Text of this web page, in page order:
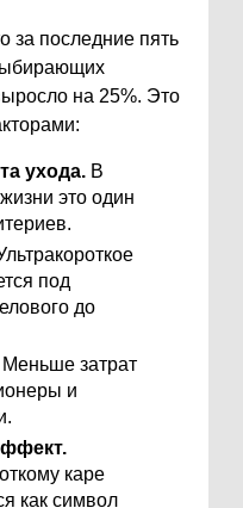
за последние пять
на 25%. Это
ухода. В
это один
под
до
Меньше затрат
и
каре
как символ